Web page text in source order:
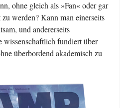
ohne gleich als »Fan« oder gar
werden? Kann man einerseits
und andererseits
wissenschaftlich fundiert über
überbordend akademisch zu